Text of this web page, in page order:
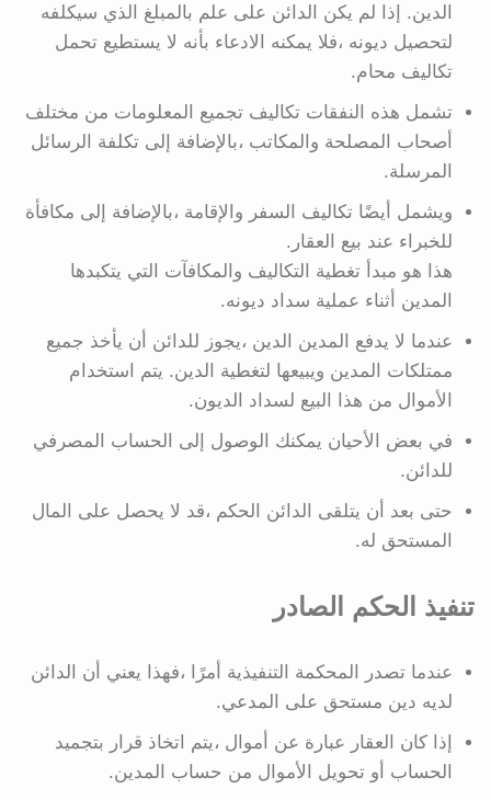
الدين. إذا لم يكن الدائن على علم بالمبلغ الذي سيكلفه
لتحصيل ديونه ،فلا يمكنه الادعاء بأنه لا يستطيع تحمل
تكاليف محام.
تشمل هذه النفقات تكاليف تجميع المعلومات من مختلف
أصحاب المصلحة والمكاتب ،بالإضافة إلى تكلفة الرسائل
المرسلة.
ويشمل أيضًا تكاليف السفر والإقامة ،بالإضافة إلى مكافأة
للخبراء عند بيع العقار.
هذا هو مبدأ تغطية التكاليف والمكافآت التي يتكبدها
المدين أثناء عملية سداد ديونه.
عندما لا يدفع المدين الدين ،يجوز للدائن أن يأخذ جميع
ممتلكات المدين ويبيعها لتغطية الدين. يتم استخدام
الأموال من هذا البيع لسداد الديون.
في بعض الأحيان يمكنك الوصول إلى الحساب المصرفي
للدائن.
حتى بعد أن يتلقى الدائن الحكم ،قد لا يحصل على المال
المستحق له.
تنفيذ الحكم الصادر
عندما تصدر المحكمة التنفيذية أمرًا ،فهذا يعني أن الدائن
لديه دين مستحق على المدعي.
إذا كان العقار عبارة عن أموال ،يتم اتخاذ قرار بتجميد
الحساب أو تحويل الأموال من حساب المدين.